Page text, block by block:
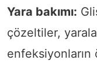
Yara bakımı:
çözeltiler,